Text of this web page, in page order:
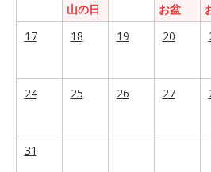
山の日
お盆
17
18 19 20
24 25 26 27
31